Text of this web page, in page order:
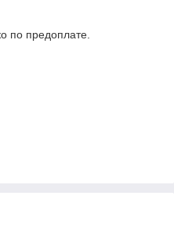
по предоплате.